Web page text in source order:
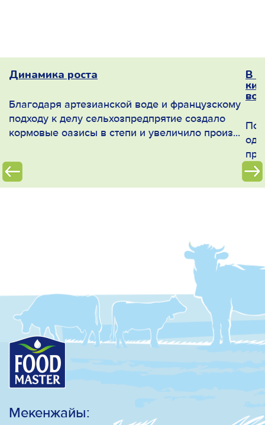
Динамика роста
Благодаря артезианской воде и французскому
подходу к делу сельхозпредпрятие создало
кормовые оазисы в степи и увеличило произ...
В
Мекенжайы: